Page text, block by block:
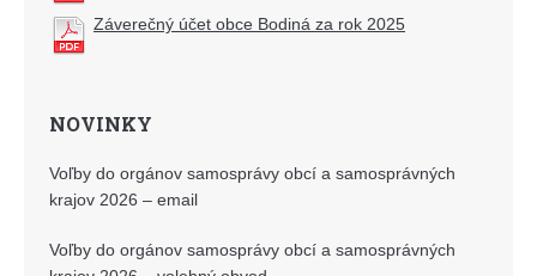
Záverečný účet obce Bodiná za rok 2025
NOVINKY
Voľby do orgánov samosprávy obcí a samosprávných
krajov 2026 – email
Voľby do orgánov samosprávy obcí a samosprávných